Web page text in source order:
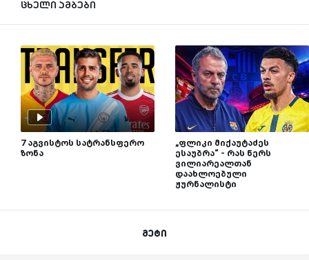
ცხელი ამბები
7 აგვისტოს სატრანსფერო
ზონა
„ფლიკი მიქაუტაძეს
ესაუბრა“ - რას წერს
ვილიარეალთან
დაახლოებული
ჟურნალისტი
მეტი